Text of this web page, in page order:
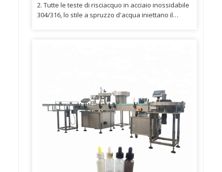
2. Tutte le teste di risciacquo in acciaio inossidabile
304/316, lo stile a spruzzo d'acqua iniettano il